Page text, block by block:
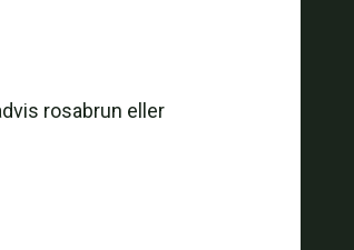
rosabrun eller